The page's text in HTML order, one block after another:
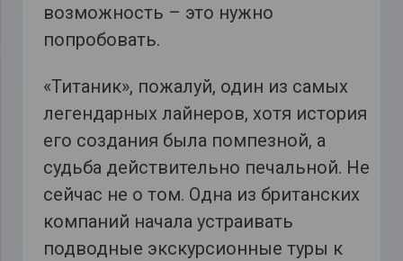
возможность – это нужно
попробовать.
«Титаник», пожалуй, один из самых
легендарных лайнеров, хотя история
его создания была помпезной, а
судьба действительно печальной. Не
сейчас не о том. Одна из британских
компаний начала устраивать
подводные экскурсионные туры к